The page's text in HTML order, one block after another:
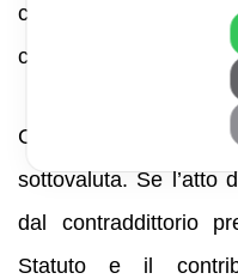
cassa e si conta
concordate.
C’è poi un
sottovaluta. Se l’atto
dal contraddittorio
Statuto e il